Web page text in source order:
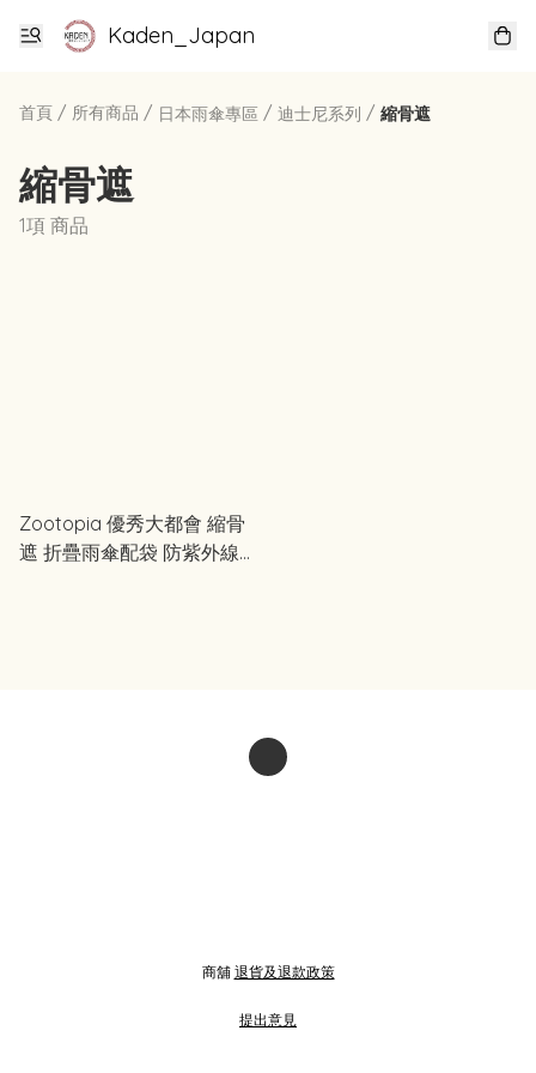
Kaden_Japan
首頁 / 所有商品 / 日本雨傘專區 / 迪士尼系列 / 縮骨遮
縮骨遮
1項 商品
Zootopia 優秀大都會 縮骨
遮 折疊雨傘配袋 防紫外線
商舖 退貨及退款政策
提出意見